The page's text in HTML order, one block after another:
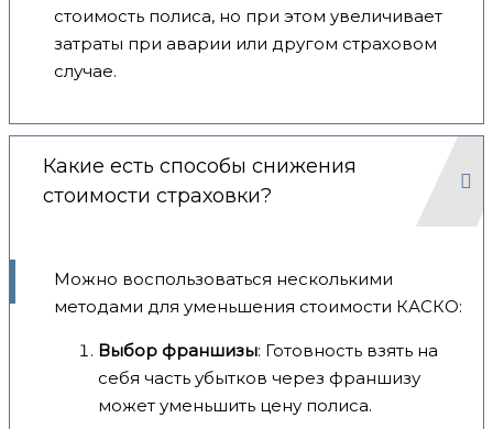
стоимость полиса, но при этом увеличивает
затраты при аварии или другом страховом
случае.
Какие есть способы снижения
стоимости страховки?
Можно воспользоваться несколькими
методами для уменьшения стоимости КАСКО:
Выбор франшизы: Готовность взять на
себя часть убытков через франшизу
может уменьшить цену полиса.